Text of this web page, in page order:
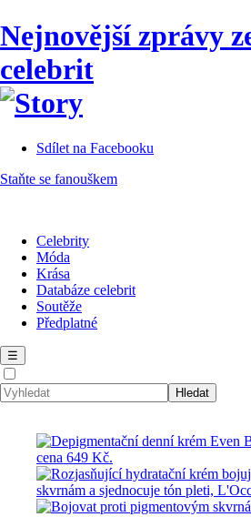
Nejnovější zprávy
celebrit
Sdílet na Facebooku
Staňte se fanouškem
Celebrity
Móda
Krása
Databáze celebrit
Soutěže
Předplatné
☰